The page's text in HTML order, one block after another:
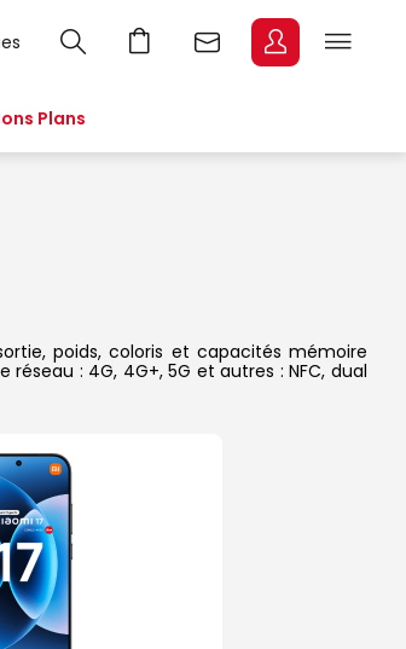
Plans
poids, coloris et capacités mémoire
: 4G, 4G+, 5G et autres : NFC, dual